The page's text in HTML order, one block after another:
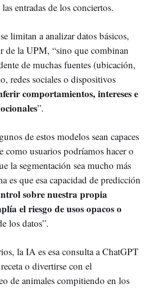
entradas de los conciertos.
limitan a analizar datos básicos,
de la UPM, “sino que combinan
de muchas fuentes (ubicación,
redes sociales o dispositivos
comportamientos, intereses e
”.
de estos modelos sean capaces
como usuarios podríamos hacer o
la segmentación sea mucho más
es que esa capacidad de predicción
sobre nuestra propia
el riesgo de usos opacos o
los datos”.
la IA es esa consulta a ChatGPT
o divertirse con el
de animales compitiendo en los